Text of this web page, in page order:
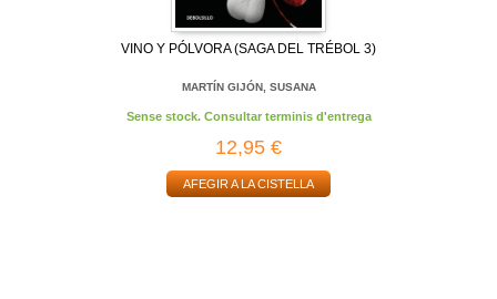
VINO Y PÓLVORA (SAGA DEL TRÉBOL 3)
MARTÍN GIJÓN, SUSANA
Sense stock. Consultar terminis d'entrega
12,95 €
AFEGIR A LA CISTELLA